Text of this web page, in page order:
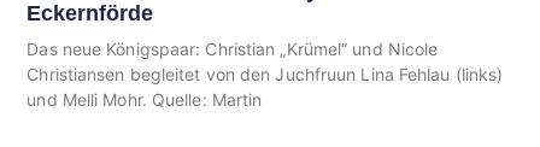
Eckernförde
Das neue Königspaar: Christian „Krümel“ und Nicole
Christiansen begleitet von den Juchfruun Lina Fehlau (links)
und Melli Mohr. Quelle: Martin